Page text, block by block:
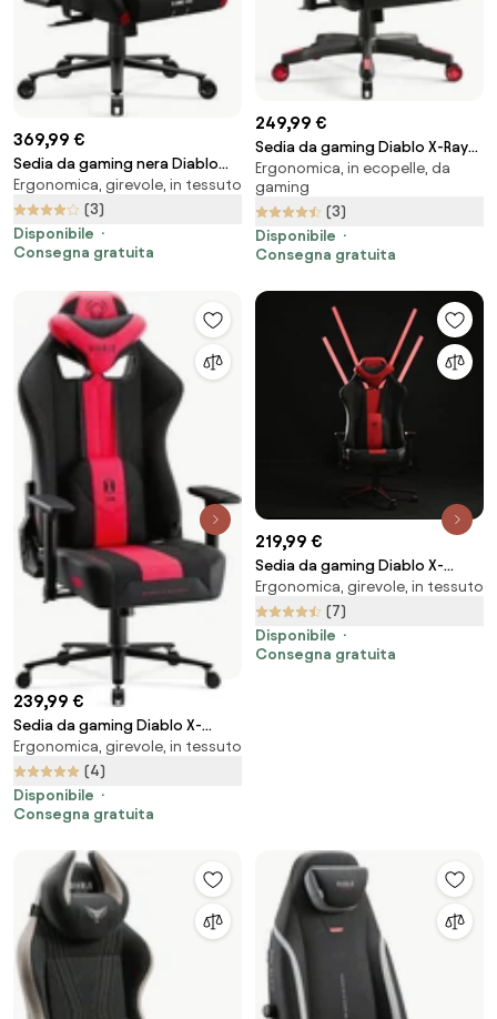
369,99 €
Sedia da gaming nera Diablo
X.One Prime, Normal Size,
Burned black
Ergonomica, girevole, in tessuto
(3)
Disponibile
Consegna gratuita
249,99 €
Sedia da gaming Diablo X-Ray
2.0 Normal Size: Nero e Rosso
Ergonomica, in ecopelle, da
gaming
(3)
Disponibile
Consegna gratuita
239,99 €
Sedia da gaming Diablo X-
Player 2.0 In Materiale King Size:
Cremisi-Antracite
Ergonomica, girevole, in tessuto
(4)
Disponibile
Consegna gratuita
219,99 €
Sedia da gaming Diablo X-
Player 2.0 in materiale Normal
Size: Nero
Ergonomica, girevole, in tessuto
(7)
Disponibile
Consegna gratuita